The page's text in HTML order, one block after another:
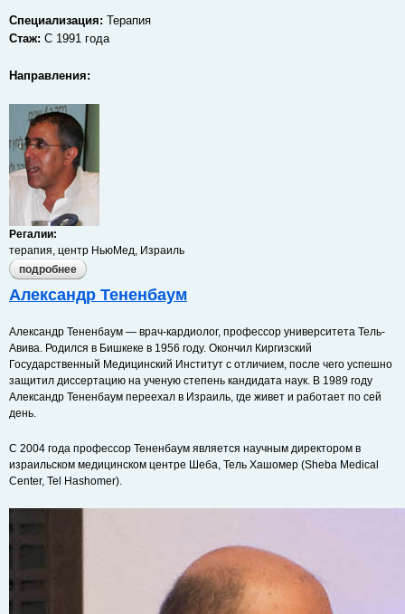
Специализация: Терапия
Cтаж: С 1991 года
Направления:
Регалии:
терапия, центр НьюМед, Израиль
подробнее о йонатан шараби
Александр Тененбаум
Александр Тененбаум — врач-кардиолог, профессор университета Тель-
Авива. Родился в Бишкеке в 1956 году. Окончил Киргизский
Государственный Медицинский Институт с отличием, после чего успешно
защитил диссертацию на ученую степень кандидата наук. В 1989 году
Александр Тененбаум переехал в Израиль, где живет и работает по сей
день.
С 2004 года профессор Тененбаум является научным директором в
израильском медицинском центре Шеба, Тель Хашомер (Sheba Medical
Center, Tel Hashomer).